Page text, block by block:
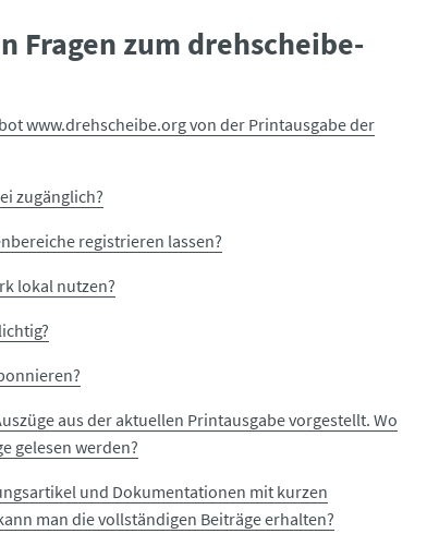
Fragen zum drehscheibe-
www.drehscheibe.org von der Printausgabe der
zugänglich?
registrieren lassen?
lokal nutzen?
aus der aktuellen Printausgabe vorgestellt. Wo
gelesen werden?
und Dokumentationen mit kurzen
man die vollständigen Beiträge erhalten?